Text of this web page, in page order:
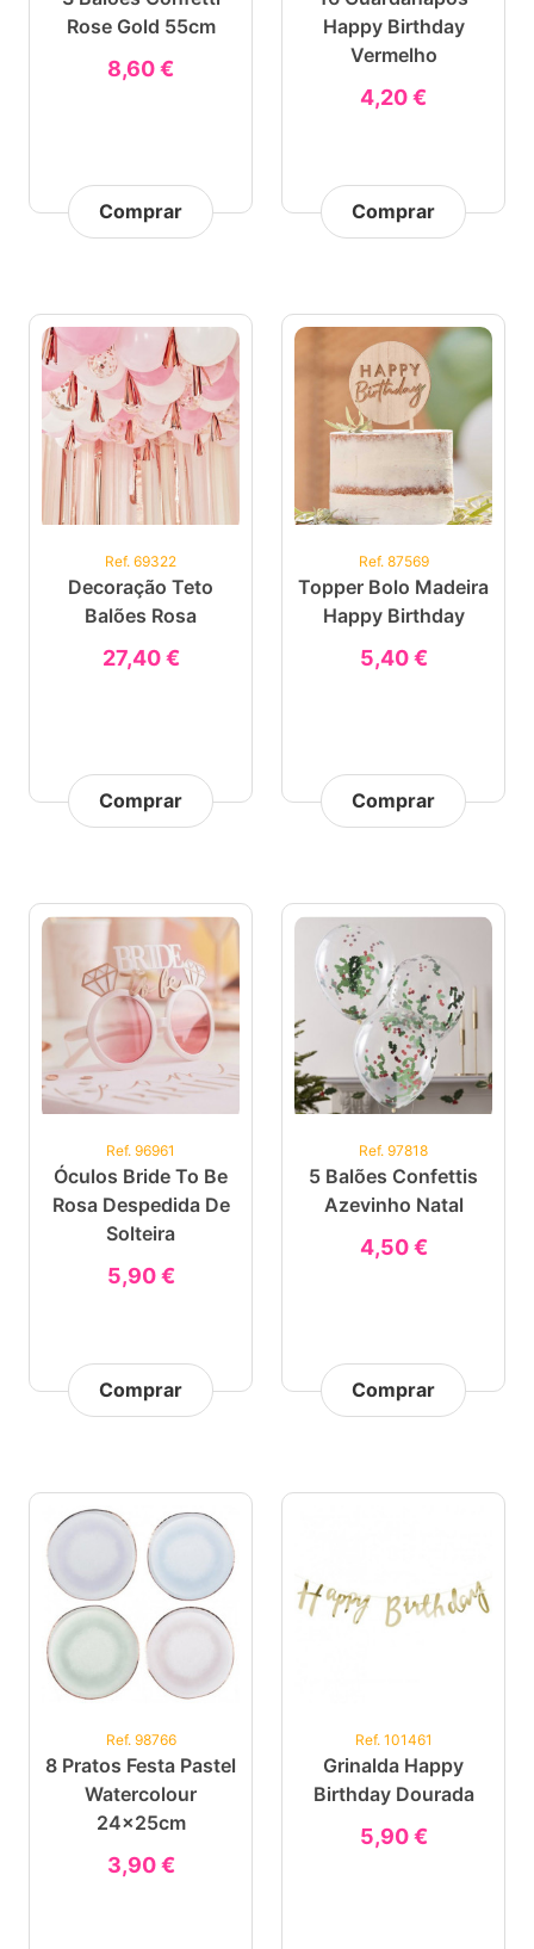
Rose Gold 55cm
8,60 €
Comprar
Happy Birthday
Vermelho
4,20 €
Comprar
Ref. 69322
Decoração Teto
Balões Rosa
27,40 €
Comprar
Ref. 87569
Topper Bolo Madeira
Happy Birthday
5,40 €
Comprar
Ref. 96961
Óculos Bride To Be
Rosa Despedida De
Solteira
5,90 €
Comprar
Ref. 97818
5 Balões Confettis
Azevinho Natal
4,50 €
Comprar
Ref. 98766
8 Pratos Festa Pastel
Watercolour
24x25cm
3,90 €
Ref. 101461
Grinalda Happy
Birthday Dourada
5,90 €